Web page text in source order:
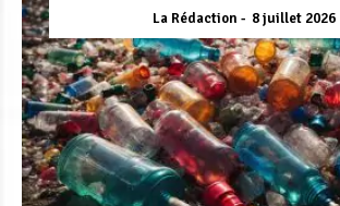
La Rédaction 8 juillet 2026